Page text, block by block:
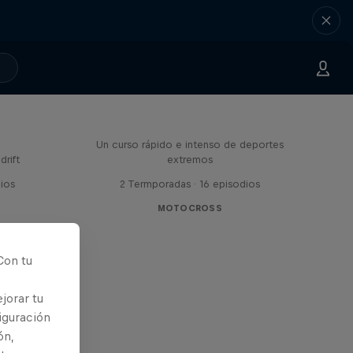
Un curso rápido e intenso de deportes
extremos
2 Termporadas · 16 episodios
MOTOCROSS
tu
tu